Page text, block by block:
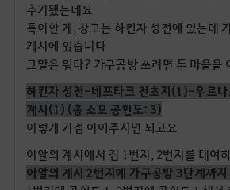
추가됐는데요
특이한 게, 창고는 하킨자 성전에 있는데
계시에 있습니다
그말은 뭐다? 가구공방 쓰려면 두 마을을
하킨자 성전-네프타크 전초지(1)-우르
계시(1) (총 소모 공헌도: 3)
이렇게 거점 이어주시면 되고요
아알의 계시에서 집 1번지, 2번지를 대여
아알의 계시 2번지에 가구공방 3단계까